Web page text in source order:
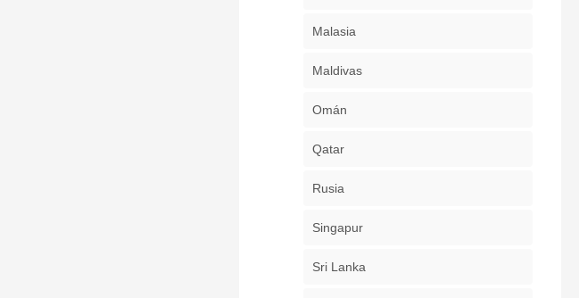
Malasia
Maldivas
Omán
Qatar
Rusia
Singapur
Sri Lanka